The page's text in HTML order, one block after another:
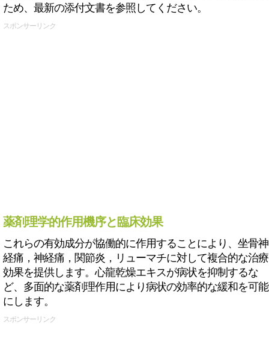
ため、最新の添付文書を参照してください。
スポンサーリンク
薬剤理学的作用機序と臨床効果
これらの有効成分が協働的に作用することにより、坐骨神
経痛，神経痛，関節炎，リューマチに対して複合的な治療
効果を提供します。心龍乾燥エキスが病状を抑制するな
ど、多面的な薬剤理作用により病状の効率的な緩和を可能
にします。
スポンサーリンク